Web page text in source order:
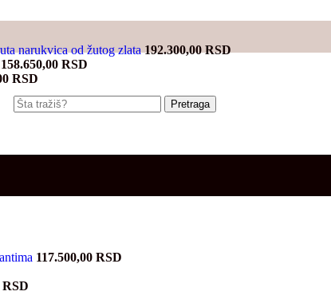
Pretraga
narukvica od žutog zlata192.300,00RSD
158.650,00 RSD
RSD
117.500,00 RSD
RSD